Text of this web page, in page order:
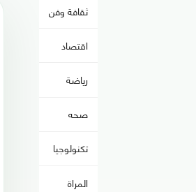
ثقافة وفن
اقتصاد
رياضة
صحه
تكنولوجيا
المراة